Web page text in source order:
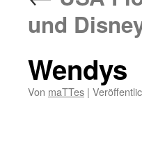
und
Wendys
Von maTTes |